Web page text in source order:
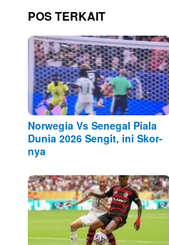
POS TERKAIT
Norwegia Vs Senegal Piala
Dunia 2026 Sengit, ini Skor-
nya